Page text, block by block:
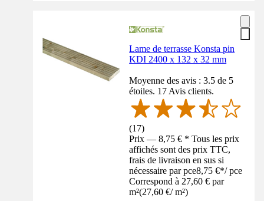
Lame de terrasse Konsta pin
KDI 2400 x 132 x 32 mm
Moyenne des avis : 3.5 de 5
étoiles. 17 Avis clients.
(17)
Prix — 8,75 € * Tous les prix
affichés sont des prix TTC,
frais de livraison en sus si
nécessaire par pce8,75 €*/ pce
Correspond à 27,60 € par
m²(27,60 €/ m²)